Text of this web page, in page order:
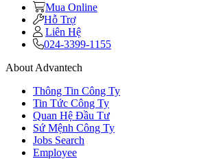
Mua Online
Hỗ Trợ
Liên Hệ
024-3399-1155
About Advantech
Thông Tin Công Ty
Tin Tức Công Ty
Quan Hệ Đầu Tư
Sứ Mệnh Công Ty
Jobs Search
Employee